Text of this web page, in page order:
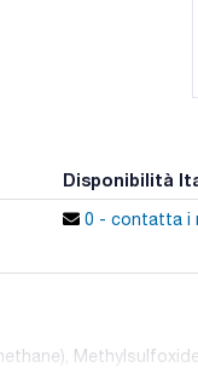
Disponibilità
0 - contatta i